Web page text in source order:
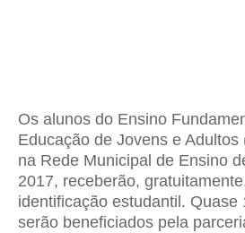
Os alunos do Ensino
Educação de Jovens e
na Rede Municipal de Ensino
2017, receberão,
identificação estudantil. Quase
serão beneficiados pela